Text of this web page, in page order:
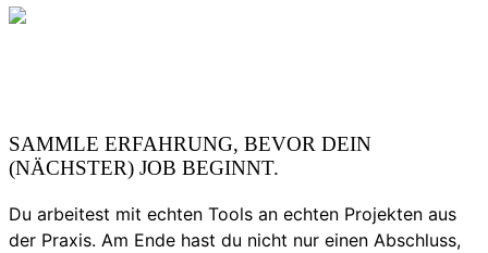
SAMMLE ERFAHRUNG, BEVOR DEIN
(NÄCHSTER) JOB BEGINNT.
Du arbeitest mit echten Tools an echten Projekten aus
der Praxis. Am Ende hast du nicht nur einen Abschluss,